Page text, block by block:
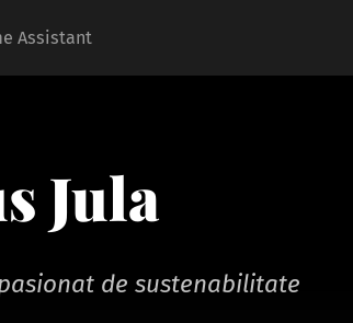
Assistant
Jula
de sustenabilitate